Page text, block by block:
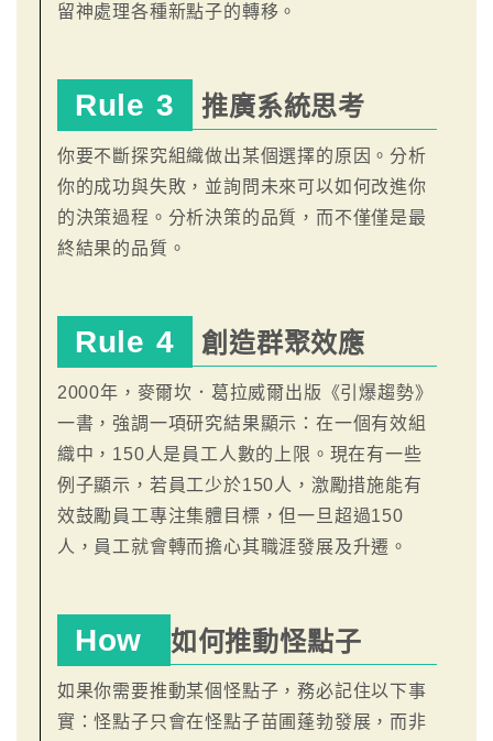
留神處理各種新點子的轉移。
Rule 3 推廣系統思考
你要不斷探究組織做出某個選擇的原因。分析
你的成功與失敗，並詢問未來可以如何改進你
的決策過程。分析決策的品質，而不僅僅是最
終結果的品質。
Rule 4 創造群聚效應
2000年，麥爾坎．葛拉威爾出版《引爆趨勢》
一書，強調一項研究結果顯示：在一個有效組
織中，150人是員工人數的上限。現在有一些
例子顯示，若員工少於150人，激勵措施能有
效鼓勵員工專注集體目標，但一旦超過150
人，員工就會轉而擔心其職涯發展及升遷。
How 如何推動怪點子
如果你需要推動某個怪點子，務必記住以下事
實：怪點子只會在怪點子苗圃蓬勃發展，而非